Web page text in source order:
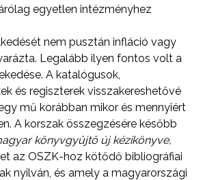
egyetlen intézményhez
nem pusztán infláció vagy
Legalább ilyen fontos volt a
A katalógusok,
és regiszterek visszakereshetővé
mű korábban mikor és mennyiért
A korszak összegzésére később
könyvgyűjtő új kézikönyve,
az OSZK-hoz kötődő bibliográfiai
nyilván, és amely a magyarországi